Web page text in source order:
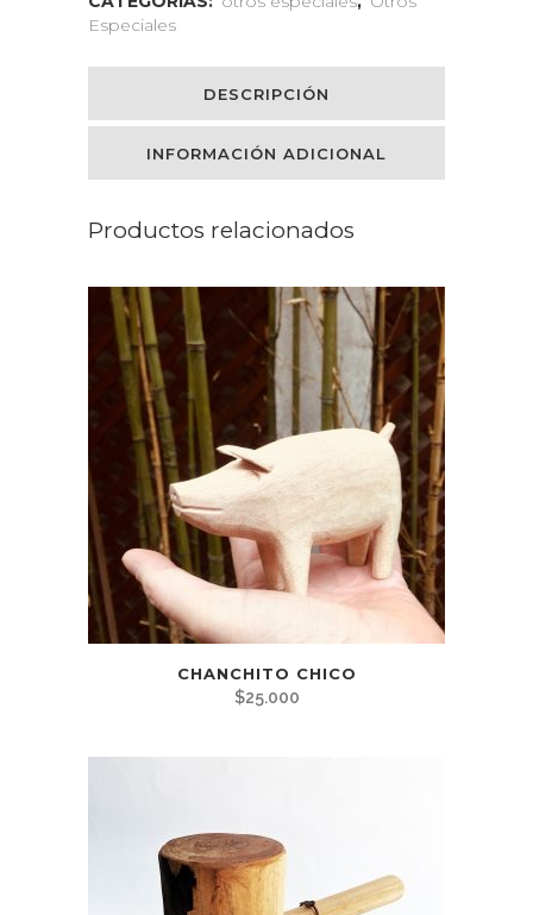
Especiales
DESCRIPCIÓN
INFORMACIÓN ADICIONAL
Productos relacionados
CHANCHITO CHICO
$25.000